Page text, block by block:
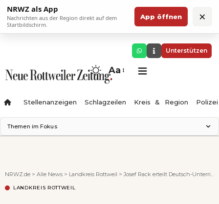
NRWZ als App
Nachrichten aus der Region direkt auf dem
Startbildschirm.
App öffnen ×
Unterstützen
Aa
Stellenanzeigen Schlagzeilen Kreis & Region Polizei
Themen im Fokus
Ferienzauber '26
Testturm
NRWZ.de > Alle News > Landkreis Rottweil >Josef Rack erteilt Deutsch-Unterricht in Kenia
LANDKREIS ROTTWEIL